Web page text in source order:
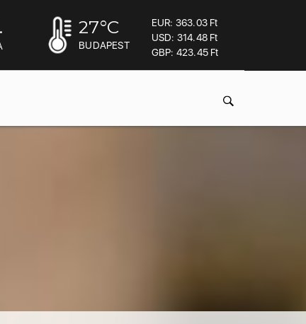
27°C
BUDAPEST
EUR: 363.03 Ft
USD: 314.48 Ft
GBP: 423.45 Ft
acheter viagra sans ordonnance